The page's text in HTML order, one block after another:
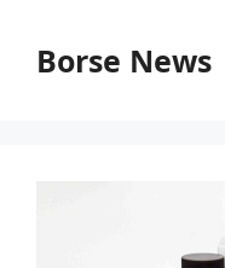
contenuto
Borse News